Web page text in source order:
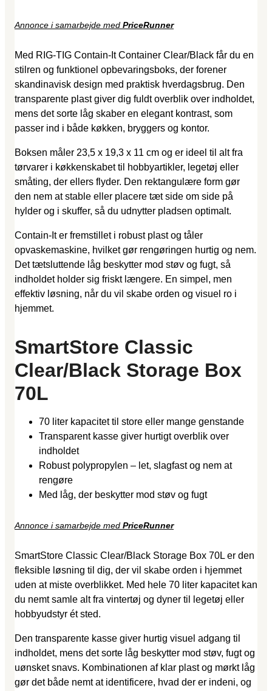
Annonce i samarbejde med PriceRunner
Med RIG-TIG Contain-It Container Clear/Black får du en
stilren og funktionel opbevaringsboks, der forener
skandinavisk design med praktisk hverdagsbrug. Den
transparente plast giver dig fuldt overblik over indholdet,
mens det sorte låg skaber en elegant kontrast, som
passer ind i både køkken, bryggers og kontor.
Boksen måler 23,5 x 19,3 x 11 cm og er ideel til alt fra
tørvarer i køkkenskabet til hobbyartikler, legetøj eller
småting, der ellers flyder. Den rektangulære form gør
den nem at stable eller placere tæt side om side på
hylder og i skuffer, så du udnytter pladsen optimalt.
Contain-It er fremstillet i robust plast og tåler
opvaskemaskine, hvilket gør rengøringen hurtig og nem.
Det tætsluttende låg beskytter mod støv og fugt, så
indholdet holder sig friskt længere. En simpel, men
effektiv løsning, når du vil skabe orden og visuel ro i
hjemmet.
SmartStore Classic
Clear/Black Storage Box
70L
70 liter kapacitet til store eller mange genstande
Transparent kasse giver hurtigt overblik over
indholdet
Robust polypropylen – let, slagfast og nem at
rengøre
Med låg, der beskytter mod støv og fugt
Annonce i samarbejde med PriceRunner
SmartStore Classic Clear/Black Storage Box 70L er den
fleksible løsning til dig, der vil skabe orden i hjemmet
uden at miste overblikket. Med hele 70 liter kapacitet kan
du nemt samle alt fra vintertøj og dyner til legetøj eller
hobbyudstyr ét sted.
Den transparente kasse giver hurtig visuel adgang til
indholdet, mens det sorte låg beskytter mod støv, fugt og
uønsket snavs. Kombinationen af klar plast og mørkt låg
gør det både nemt at identificere, hvad der er indeni, og